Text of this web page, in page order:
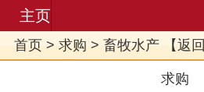
主页
首页 > 求购 > 畜牧水产 【返回
求购